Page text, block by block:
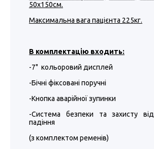
50х150см.
Максимальна вага пацієнта 225кг.
В комплектацію входить:
-7" кольоровий дисплей
-Бічні фіксовані поручні
-Кнопка аварійної зупинки
-Система безпеки та захисту від
падіння
(з комплектом ременів)